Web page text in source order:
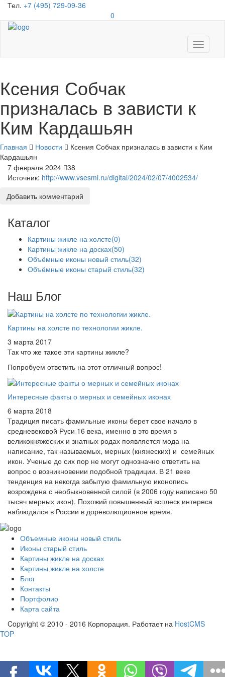
Тел. +7 (495) 729-09-36
0
Toggle
Ксения Собчак
призналась в зависти к
Ким Кардашьян
Главная Новости
Ксения Собчак призналась в зависти к Ким
Кардашьян
7 февраля 2024 38
Источник: http://www.vsesmi.ru/digital/2024/02/07/4002534/
Добавить комментарий
Каталог
Картины жикле на холсте(0)
Картины жикле на досках(50)
Объёмные иконы новый стиль(32)
Объёмные иконы старый стиль(32)
Наш Блог
Картины на холсте по технологии жикле.
3 марта 2017
Так что же такое эти картины жикле?
Попробуем ответить на этот отличный вопрос!
Интересные факты о мерных и семейных иконах
6 марта 2018
Традиция писать фамильные иконы берет свое начало в
средневековой Руси 16 века, именно в это время в
великокняжеских и знатных родах появляется мода на
написание, так называемых, мерных (княжеских) и семейных
икон. Ученые до сих пор не могут однозначно ответить на
вопрос о возникновении подобной традиции. В 21 веке
тенденция на некогда забытую фамильную иконопись
возрождена с необыкновенной силой (в 2006 году написано 50
тысяч мерных икон). Похожий повышенный всплеск интереса
наблюдался в России в дореволюционное время.
Объемные иконы новый стиль
Иконы старый стиль
Картины жикле на досках
Картины жикле на холсте
Блог
Контакты
Портфолио
Карта сайта
Copyright © 2010 - 2016 Корпорация. Работает на HostCMS
TOP